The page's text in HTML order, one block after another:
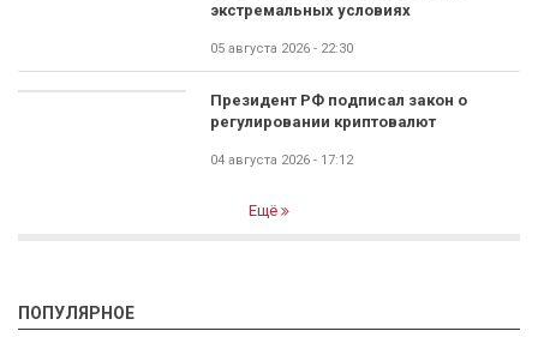
экстремальных условиях
05 августа 2026 - 22:30
Президент РФ подписал закон о
регулировании криптовалют
04 августа 2026 - 17:12
Ещё
ПОПУЛЯРНОЕ